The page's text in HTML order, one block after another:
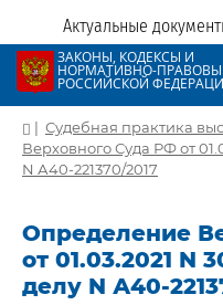
Актуальные
ЗАКОНЫ, КОДЕКСЫ И
НОРМАТИВНО-
РОССИЙСКОЙ
| Судебная практика
Верховного Суда РФ от
N А40-221370/2017
Определение
от 01.03.2021 N
делу N А40-